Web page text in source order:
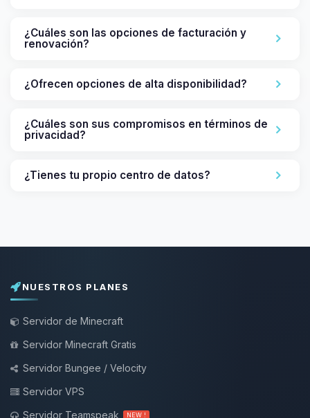
¿Cuáles son las opciones de facturación y
renovación?
¿Ofrecen opciones de alta disponibilidad?
¿Cuáles son sus compromisos en términos de
privacidad?
¿Tienes tu propio centro de datos?
NUESTROS PLANES
Servidor de Minecraft
Servidor Minecraft Gratis
Servidor Bungee / Velocity
Servidor VPS
Servidor Teamspeak
NEW !